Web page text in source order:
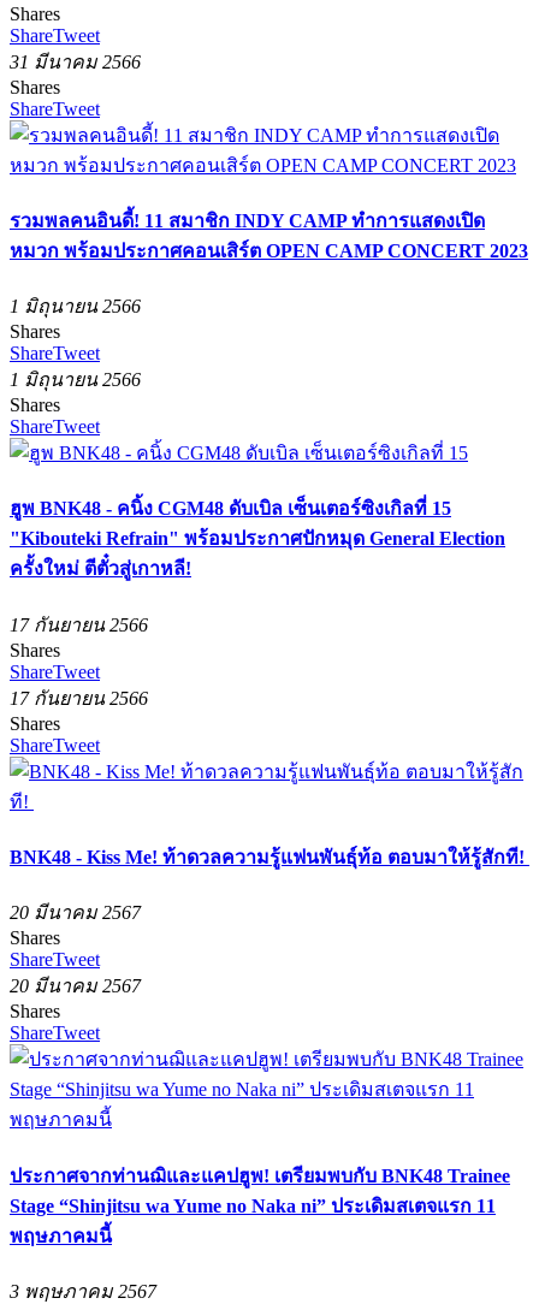
Shares
ShareTweet
31 มีนาคม 2566
Shares
ShareTweet
รวมพลคนอินดี้! 11 สมาชิก INDY CAMP ทำการแสดงเปิด
หมวก พร้อมประกาศคอนเสิร์ต OPEN CAMP CONCERT 2023
1 มิถุนายน 2566
Shares
ShareTweet
1 มิถุนายน 2566
Shares
ShareTweet
ฮูพ BNK48 - คนิ้ง CGM48 ดับเบิล เซ็นเตอร์ซิงเกิลที่ 15
"Kibouteki Refrain" พร้อมประกาศปักหมุด General Election
ครั้งใหม่ ตีตั๋วสู่เกาหลี!
17 กันยายน 2566
Shares
ShareTweet
17 กันยายน 2566
Shares
ShareTweet
BNK48 - Kiss Me! ท้าดวลความรู้แฟนพันธุ์ท้อ ตอบมาให้รู้สักที!
20 มีนาคม 2567
Shares
ShareTweet
20 มีนาคม 2567
Shares
ShareTweet
ประกาศจากท่านฌิและแคปฮูพ! เตรียมพบกับ BNK48 Trainee
Stage “Shinjitsu wa Yume no Naka ni” ประเดิมสเตจแรก 11
พฤษภาคมนี้
3 พฤษภาคม 2567